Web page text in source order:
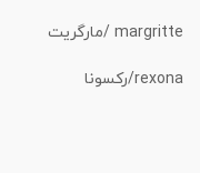
margritte /مارگریت
rexona/رکسونا